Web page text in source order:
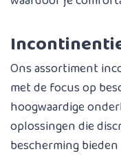
Ons assortiment
met de focus op
hoogwaardige
oplossingen die
bescherming